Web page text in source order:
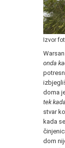
Izvor
onda
doma
tek
stvar
kada
dom